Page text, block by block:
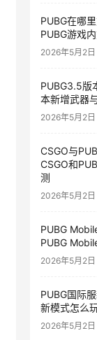
PUBG在哪
PUBG游戏
2026年5月2日
PUBG3.5版
本新增武器
2026年5月2日
CSGO与
CSGO和
测
2026年5月2日
PUBG
PUBG
2026年5月2日
PUBG国际
新模式怎么
2026年5月2日